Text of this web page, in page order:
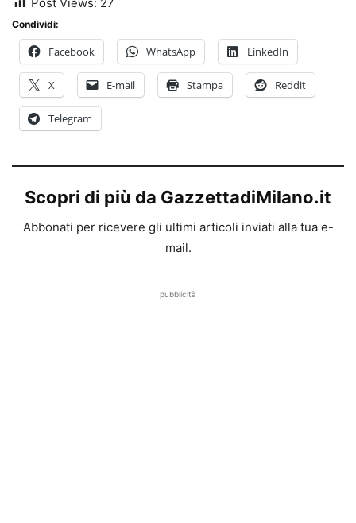
Condividi:
Facebook WhatsApp LinkedIn
X E-mail Stampa Reddit
Telegram
Scopri di più da GazzettadiMilano.it
Abbonati per ricevere gli ultimi articoli inviati alla tua e-
mail.
pubblicità